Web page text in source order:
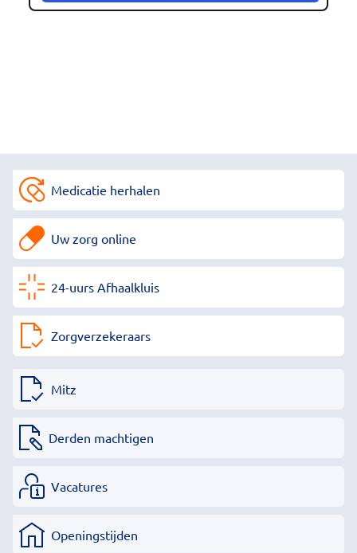
Medicatie herhalen
Uw zorg online
24-uurs Afhaalkluis
Zorgverzekeraars
Mitz
Derden machtigen
Vacatures
Openingstijden